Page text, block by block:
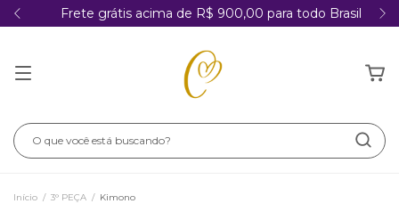
Frete grátis acima de R$ 900,00 para todo Brasil
Início / 3° PEÇA / Kimono